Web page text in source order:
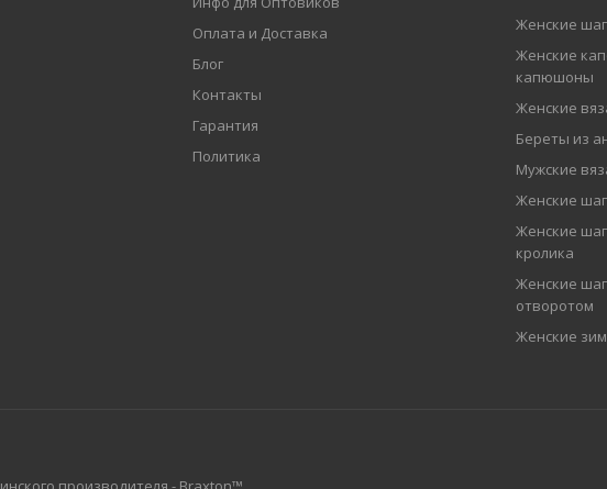
Оплата и Доставка
Блог
Контакты
Гарантия
Политика
Женские
Женские
капюшоны
Женские
Береты из
Мужские
Женские
Женские
кролика
Женские
отворотом
Женские